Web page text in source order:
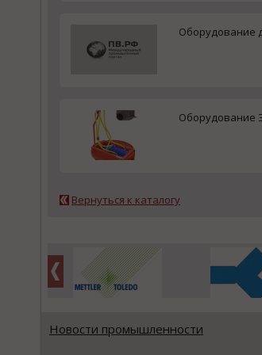
Оборудование
Оборудование
Вернуться к каталогу
Новости промышленности